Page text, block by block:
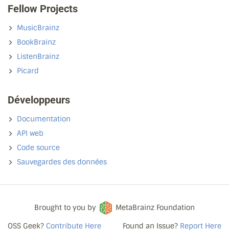
Fellow Projects
MusicBrainz
BookBrainz
ListenBrainz
Picard
Développeurs
Documentation
API web
Code source
Sauvegardes des données
OSS Geek? Contribute Here
Brought to you by
MetaBrainz Foundation
Found an Issue? Report Here